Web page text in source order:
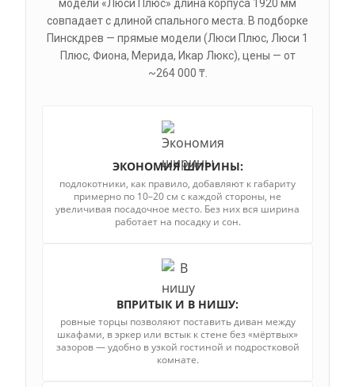
модели «Люси Плюс» длина корпуса 1920 мм
совпадает с длиной спального места. В подборке
Пинскдрев — прямые модели (Люси Плюс, Люси 1
Плюс, Фиона, Мерида, Икар Люкс), цены — от
~264 000 ₸.
ЭКОНОМИЯ ШИРИНЫ:
подлокотники, как правило, добавляют к габариту
примерно по 10–20 см с каждой стороны, не
увеличивая посадочное место. Без них вся ширина
работает на посадку и сон.
ВПРИТЫК И В НИШУ:
ровные торцы позволяют поставить диван между
шкафами, в эркер или встык к стене без «мёртвых»
зазоров — удобно в узкой гостиной и подростковой
комнате.